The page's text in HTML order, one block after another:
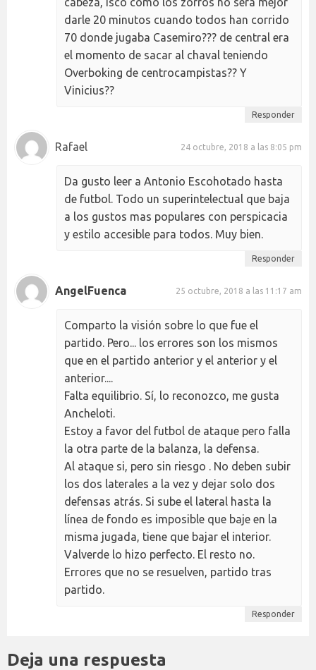
darle 20 minutos cuando todos han corrido
70 donde jugaba Casemiro??? de central era
el momento de sacar al chaval teniendo
Overboking de centrocampistas?? Y
Vinicius??
Responder
Rafael 24 octubre, 2018 a las 8:05 pm
Da gusto leer a Antonio Escohotado hasta
de futbol. Todo un superintelectual que baja
a los gustos mas populares con perspicacia
y estilo accesible para todos. Muy bien.
Responder
AngelFuenca 25 octubre, 2018 a las 11:17 am
Comparto la visión sobre lo que fue el
partido. Pero... los errores son los mismos
que en el partido anterior y el anterior y el
anterior....
Falta equilibrio. Sí, lo reconozco, me gusta
Ancheloti.
Estoy a favor del futbol de ataque pero falla
la otra parte de la balanza, la defensa.
Al ataque si, pero sin riesgo . No deben subir
los dos laterales a la vez y dejar solo dos
defensas atrás. Si sube el lateral hasta la
línea de fondo es imposible que baje en la
misma jugada, tiene que bajar el interior.
Valverde lo hizo perfecto. El resto no.
Errores que no se resuelven, partido tras
partido.
Responder
Deja una respuesta